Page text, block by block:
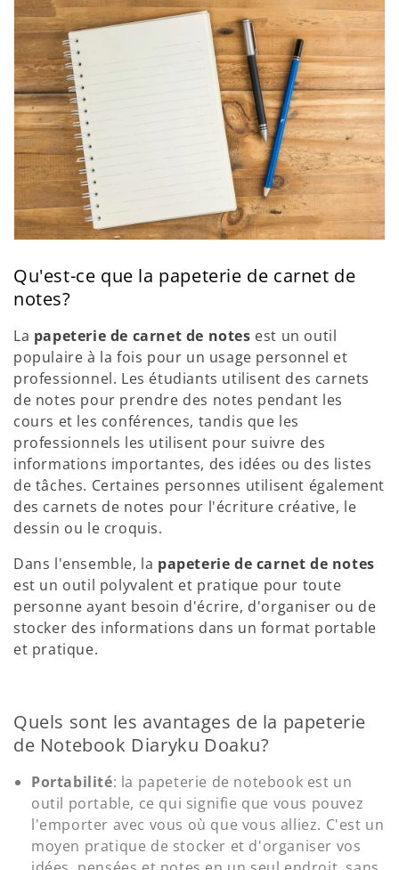
Qu'est-ce que la papeterie de carnet de
notes?
La papeterie de carnet de notes est un outil
populaire à la fois pour un usage personnel et
professionnel. Les étudiants utilisent des carnets
de notes pour prendre des notes pendant les
cours et les conférences, tandis que les
professionnels les utilisent pour suivre des
informations importantes, des idées ou des listes
de tâches. Certaines personnes utilisent également
des carnets de notes pour l'écriture créative, le
dessin ou le croquis.
Dans l'ensemble, la papeterie de carnet de notes
est un outil polyvalent et pratique pour toute
personne ayant besoin d'écrire, d'organiser ou de
stocker des informations dans un format portable
et pratique.
Quels sont les avantages de la papeterie
de Notebook Diaryku Doaku?
Portabilité: la papeterie de notebook est un
outil portable, ce qui signifie que vous pouvez
l'emporter avec vous où que vous alliez. C'est un
moyen pratique de stocker et d'organiser vos